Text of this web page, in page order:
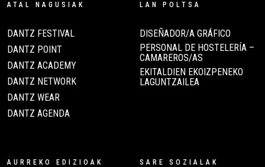
ATAL NAGUSIAK
DANTZ FESTIVAL
DANTZ POINT
DANTZ ACADEMY
DANTZ NETWORK
DANTZ WEAR
DANTZ AGENDA
LAN POLTSA
DISEÑADOR/A GRÁFICO
PERSONAL DE HOSTELERÍA –
CAMAREROS/AS
EKITALDIEN EKOIZPENEKO
LAGUNTZAILEA
AURREKO EDIZIOAK SARE SOZIALAK